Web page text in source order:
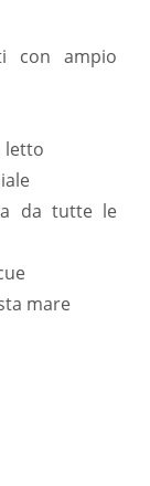
con ampio
letto
da tutte le
mare